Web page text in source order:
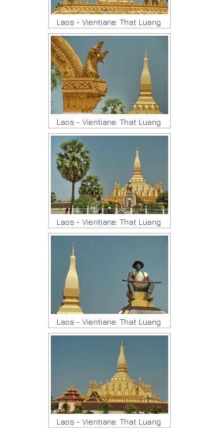
Laos - Vientiane: That Luang
Laos - Vientiane: That Luang
Laos - Vientiane: That Luang
Laos - Vientiane: That Luang
Laos - Vientiane: That Luang